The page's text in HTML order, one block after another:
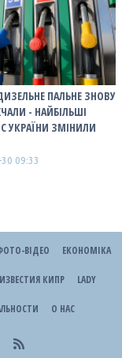
ПАЛЬНЕ ЗНОВУ
- НАЙБІЛЬШІ
УКРАЇНИ ЗМІНИЛИ
09:33
ВІДЕО ЕКОНОМІКА
ИЗВЕСТИЯ КИПР LADY
О НАС